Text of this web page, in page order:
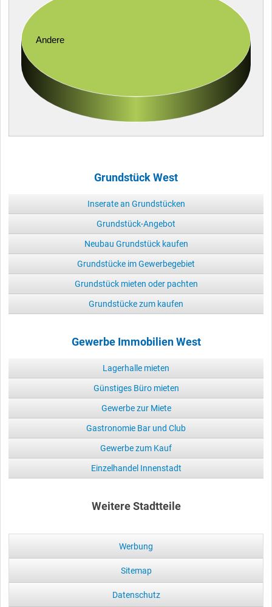
Andere
Grundstück West
Inserate an Grundstücken
Grundstück-Angebot
Neubau Grundstück kaufen
Grundstücke im Gewerbegebiet
Grundstück mieten oder pachten
Grundstücke zum kaufen
Gewerbe Immobilien West
Lagerhalle mieten
Günstiges Büro mieten
Gewerbe zur Miete
Gastronomie Bar und Club
Gewerbe zum Kauf
Einzelhandel Innenstadt
Weitere Stadtteile
Werbung
Sitemap
Datenschutz